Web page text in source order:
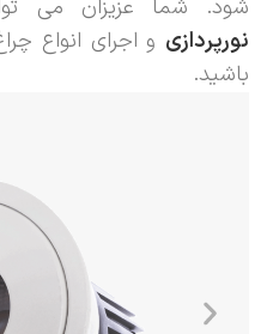
شود. شما عزیزان می
نورپردازی و اجرای انواع
باشید.